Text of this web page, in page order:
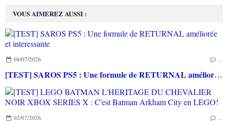
VOUS AIMEREZ AUSSI :
08/07/2026
[TEST] SAROS PS5 : Une formule de RETURNAL améliorée et interessante
02/07/2026